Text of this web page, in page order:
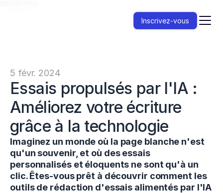
5 févr. 2024
Essais propulsés par l'IA :
Améliorez votre écriture
grâce à la technologie
Imaginez un monde où la page blanche n'est
qu'un souvenir, et où des essais
personnalisés et éloquents ne sont qu'à un
clic. Êtes-vous prêt à découvrir comment les
outils de rédaction d'essais alimentés par l'IA
Inscrivez-vous